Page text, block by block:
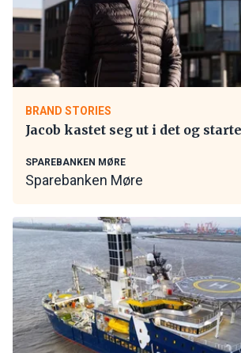
BRAND STORIES
Jacob kastet seg ut i det og
SPAREBANKEN MØRE
Sparebanken Møre